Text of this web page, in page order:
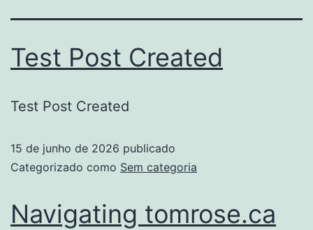
Test Post Created
Test Post Created
15 de junho de 2026 publicado
Categorizado como Sem categoria
Navigating tomrose.ca